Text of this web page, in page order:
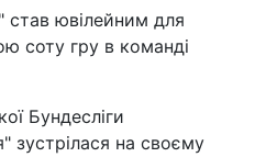
ювілейним для
соту гру в команді
Бундесліги
зустрілася на своєму